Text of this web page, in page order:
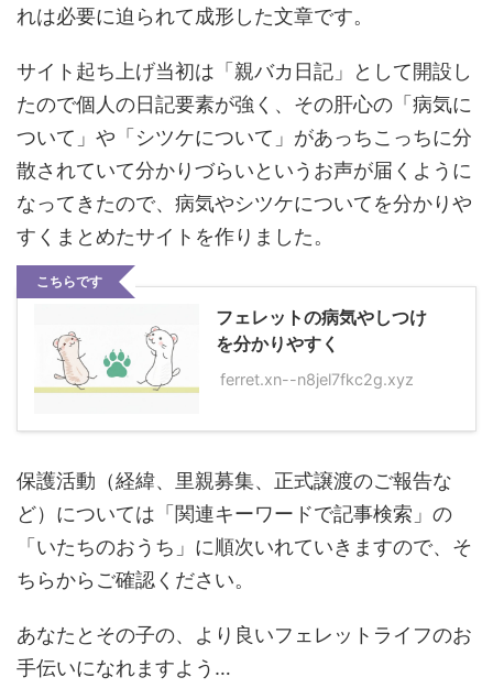
れは必要に迫られて成形した文章です。
サイト起ち上げ当初は「親バカ日記」として開設し
たので個人の日記要素が強く、その肝心の「病気に
ついて」や「シツケについて」があっちこっちに分
散されていて分かりづらいというお声が届くように
なってきたので、病気やシツケについてを分かりや
すくまとめたサイトを作りました。
こちらです
フェレットの病気やしつけ
を分かりやすく
ferret.xn--n8jel7fkc2g.xyz
保護活動（経緯、里親募集、正式譲渡のご報告な
ど）については「関連キーワードで記事検索」の
「いたちのおうち」に順次いれていきますので、そ
ちらからご確認ください。
あなたとその子の、より良いフェレットライフのお
手伝いになれますよう…